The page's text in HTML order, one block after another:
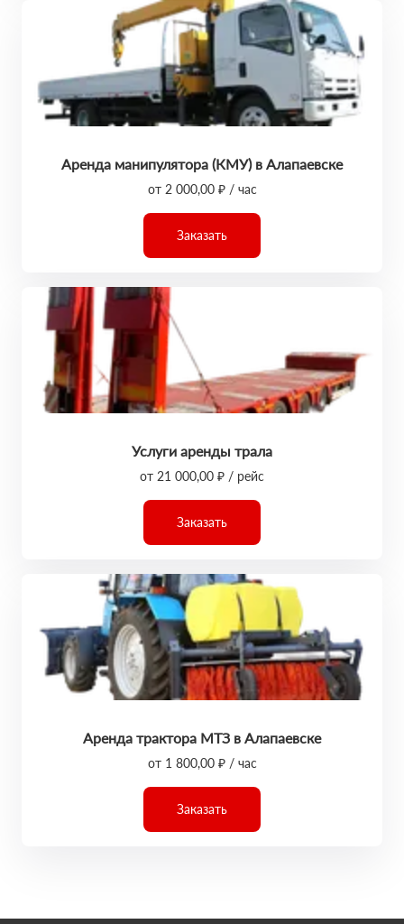
Аренда манипулятора (КМУ) в Алапаевске
от 2 000,00 ₽ / час
Заказать
Услуги аренды трала
от 21 000,00 ₽ / рейс
Заказать
Аренда трактора МТЗ в Алапаевске
от 1 800,00 ₽ / час
Заказать